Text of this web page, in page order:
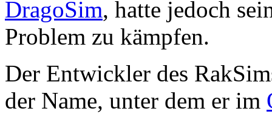
DragoSim, hatte jedoch
Problem zu kämpfen.
Der Entwickler des
der Name, unter dem er im